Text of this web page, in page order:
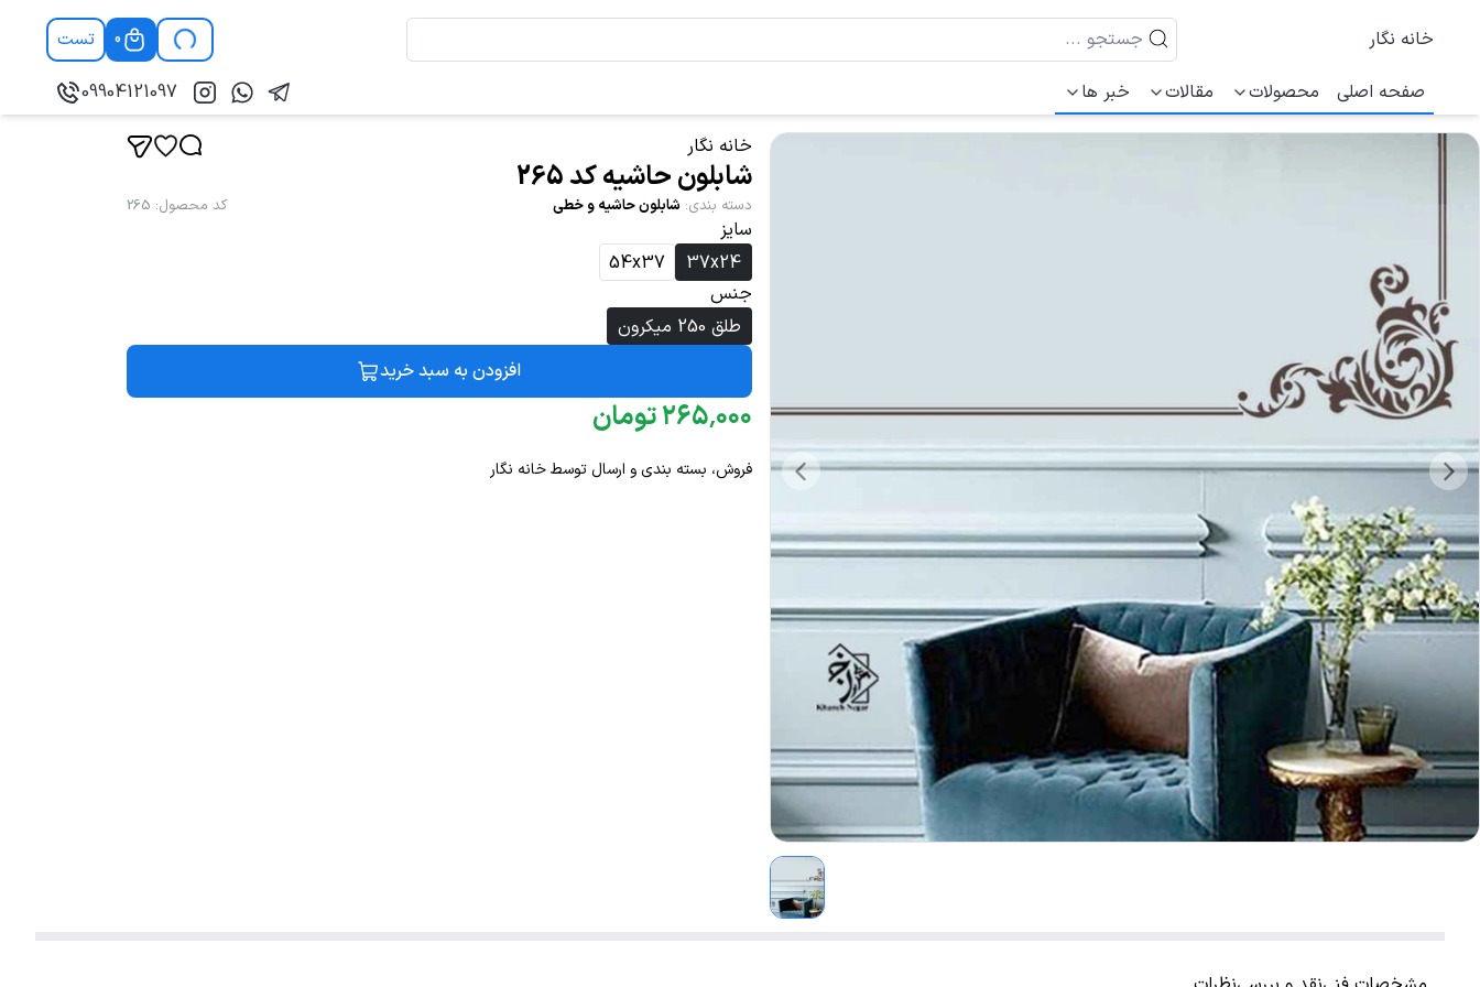
خانه نگار 0
تست
صفحه اصلی
محصولات مقالات خبر ها 09904121097
خانه نگار
شابلون حاشیه کد 265
دسته بندی: شابلون حاشیه و خطی کد محصول:
265
سایز
37x24
54x37
جنس
طلق 250 میکرون
افزودن به سبد خرید
۲۶۵٬۰۰۰ تومان
فروش، بسته بندی و ارسال توسط خانه نگار